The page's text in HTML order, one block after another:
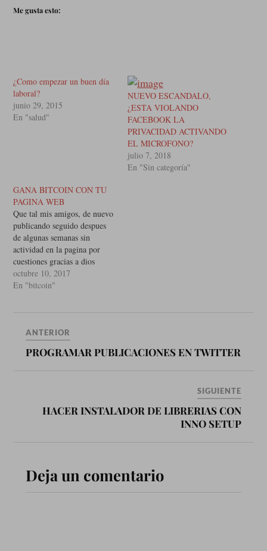
Me gusta esto:
¿Como empezar un buen día
laboral?
junio 29, 2015
En "salud"
NUEVO ESCANDALO,
¿ESTA VIOLANDO
FACEBOOK LA
PRIVACIDAD ACTIVANDO
EL MICROFONO?
julio 7, 2018
En "Sin categoría"
GANA BITCOIN CON TU
PAGINA WEB
Que tal mis amigos, de nuevo
publicando seguido despues
de algunas semanas sin
actividad en la pagina por
cuestiones gracias a dios
laborales, hemos tenido
mucho trabajo ultimamente
servir o igual experimentar.
Muchas paginas ganan…
octubre 10, 2017
En "bitcoin"
ANTERIOR
PROGRAMAR PUBLICACIONES EN TWITTER
SIGUIENTE
HACER INSTALADOR DE LIBRERIAS CON
INNO SETUP
Deja un comentario